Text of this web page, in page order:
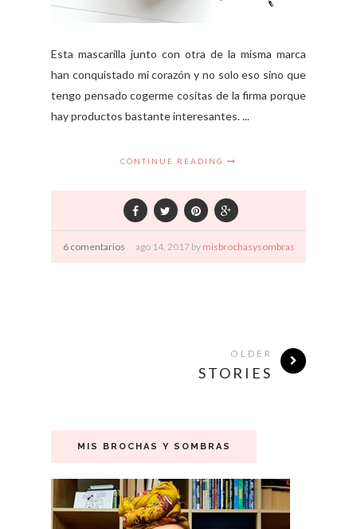
Esta mascarilla junto con otra de la misma marca
han conquistado mi corazón y no solo eso sino que
tengo pensado cogerme cositas de la firma porque
hay productos bastante interesantes. ...
CONTINUE READING
6 comentarios ago 14, 2017 by misbrochasysombras
OLDER
STORIES
MIS BROCHAS Y SOMBRAS